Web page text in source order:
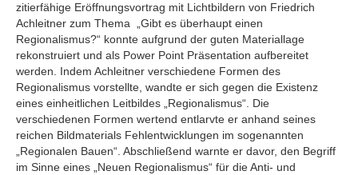
zitierfähige Eröffnungsvortrag mit Lichtbildern von Friedrich
Achleitner zum Thema „Gibt es überhaupt einen
Regionalismus?“ konnte aufgrund der guten Materiallage
rekonstruiert und als Power Point Präsentation aufbereitet
werden. Indem Achleitner verschiedene Formen des
Regionalismus vorstellte, wandte er sich gegen die Existenz
eines einheitlichen Leitbildes „Regionalismus“. Die
verschiedenen Formen wertend entlarvte er anhand seines
reichen Bildmaterials Fehlentwicklungen im sogenannten
„Regionalen Bauen“. Abschließend warnte er davor, den Begriff
im Sinne eines „Neuen Regionalismus“ für die Anti- und